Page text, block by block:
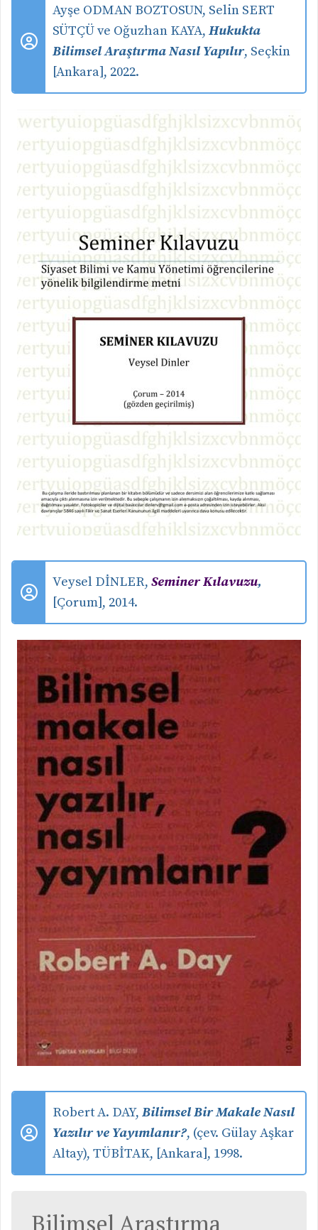
Ayşe ODMAN BOZTOSUN, Selin SERT
SÜTÇÜ ve Oğuzhan KAYA, Hukukta
Bilimsel Araştırma Nasıl Yapılır, Seçkin
[Ankara], 2022.
Veysel DİNLER, Seminer Kılavuzu,
[Çorum], 2014.
Robert A. DAY, Bilimsel Bir Makale Nasıl
Yazılır ve Yayımlanır?, (çev. Gülay Aşkar
Altay), TÜBİTAK, [Ankara], 1998.
Bilimsel Araştırma